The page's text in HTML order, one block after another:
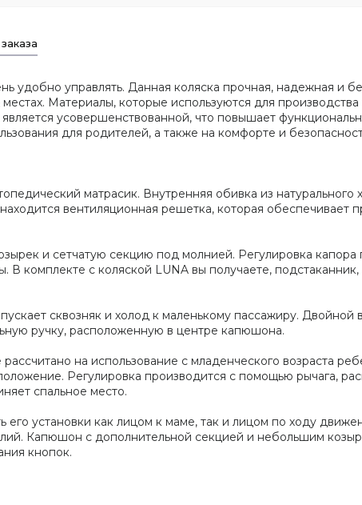
удобно управлять. Данная коляска прочная, надежная и
Материалы, которые используются для производства
усовершенствованной, что повышает
для родителей, а также на комфорте и
матрасик. Внутренняя обивка из натурального
вентиляционная решетка, которая обеспечивает
и сетчатую секцию под молнией. Регулировка
комплекте с коляской LUNA вы получаете,
сквозняк и холод к маленькому пассажиру.
ручку, расположенную в центре капюшона.
на использование с младенческого возраста
Регулировка производится с помощью рычага,
спальное место.
установки как лицом к маме, так и лицом по ходу
Капюшон с дополнительной секцией и небольшим
кнопок.